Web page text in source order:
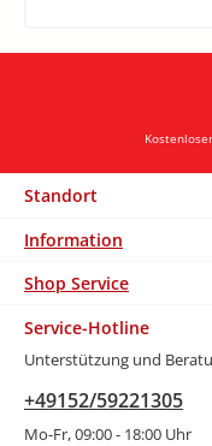
Standort
Information
Shop Service
Service-Hotline
Unterstützung und
+49152/59221305
Mo-Fr, 09:00 - 18:00 Uhr